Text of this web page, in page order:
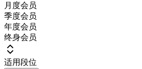
月度会员
季度会员
年度会员
终身会员
适用段位